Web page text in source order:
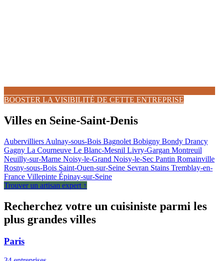
BOOSTER LA VISIBILITÉ DE CETTE ENTREPRISE
Villes en Seine-Saint-Denis
Aubervilliers Aulnay-sous-Bois Bagnolet Bobigny Bondy Drancy
Gagny La Courneuve Le Blanc-Mesnil Livry-Gargan Montreuil
Neuilly-sur-Marne Noisy-le-Grand Noisy-le-Sec Pantin Romainville
Rosny-sous-Bois Saint-Ouen-sur-Seine Sevran Stains Tremblay-en-
France Villepinte Épinay-sur-Seine
Trouver un artisan expert ↑
Recherchez votre un cuisiniste parmi les
plus grandes villes
Paris